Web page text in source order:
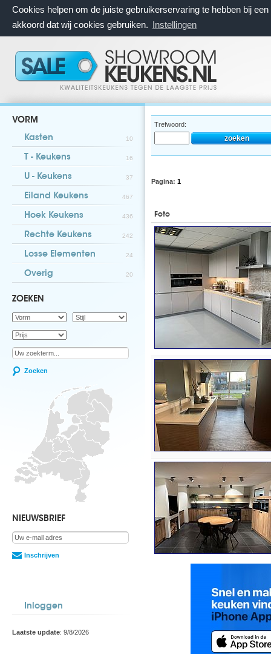
Cookies helpen om de juiste gebruikerservaring te hebben bij
akkoord dat wij cookies gebruiken. Instellingen
VORM
Kasten 10
T - Keukens 16
U - Keukens 37
Eiland Keukens 467
Hoek Keukens 436
Rechte Keukens 242
Losse Elementen 24
Overig 20
ZOEKEN
Zoeken
NIEUWSBRIEF
Inschrijven
Inloggen
Laatste update: 9/8/2026
Trefwoord:
Pagina: 1
Foto